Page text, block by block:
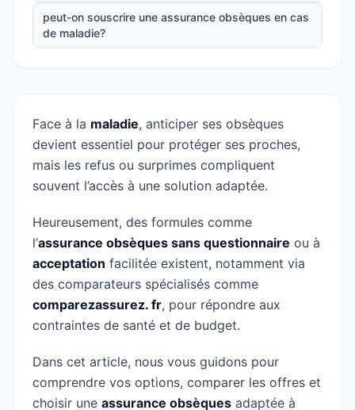
peut-on souscrire une assurance obsèques en cas
de maladie?
Face à la maladie, anticiper ses obsèques
devient essentiel pour protéger ses proches,
mais les refus ou surprimes compliquent
souvent l’accès à une solution adaptée.
Heureusement, des formules comme
l’assurance obsèques sans questionnaire ou à
acceptation facilitée existent, notamment via
des comparateurs spécialisés comme
comparezassurez. fr, pour répondre aux
contraintes de santé et de budget.
Dans cet article, nous vous guidons pour
comprendre vos options, comparer les offres et
choisir une assurance obsèques adaptée à